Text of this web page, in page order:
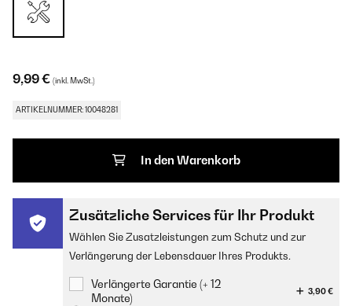
9,99 € (inkl. MwSt.)
ARTIKELNUMMER: 10048281
In den Warenkorb
Zusätzliche Services für Ihr Produkt
Wählen Sie Zusatzleistungen zum Schutz und zur
Verlängerung der Lebensdauer Ihres Produkts.
Verlängerte Garantie (+ 12
Monate)
3,90 €